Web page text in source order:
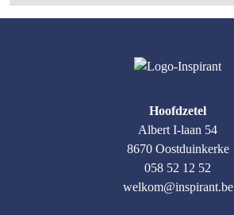
Hoofdzetel
Albert I-laan 54
8670 Oostduinkerke
058 52 12 52
welkom@inspirant.be